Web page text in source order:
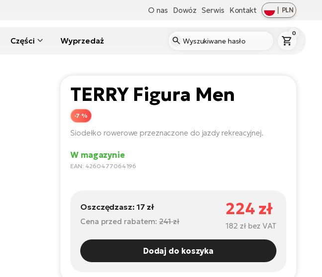
O nas Dowóz Serwis Kontakt | PLN
Części Wyprzedaż
0
TERRY Figura Men
-7 %
Siodełko rowerowe przeznaczone do jazdy rekreacyjnej.
W magazynie
EAN: 4260477064196
Oszczędzasz: 17 zł
Cena przed rabatem: 241 zł
224 zł
182 zł bez VAT
Dodaj do koszyka